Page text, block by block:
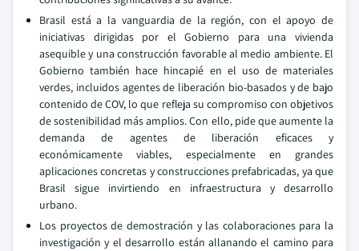
Brasil está a la vanguardia de la región, con el apoyo de
iniciativas dirigidas por el Gobierno para una vivienda
asequible y una construcción favorable al medio ambiente. El
Gobierno también hace hincapié en el uso de materiales
verdes, incluidos agentes de liberación bio-basados y de bajo
contenido de COV, lo que refleja su compromiso con objetivos
de sostenibilidad más amplios. Con ello, pide que aumente la
demanda de agentes de liberación eficaces y
económicamente viables, especialmente en grandes
aplicaciones concretas y construcciones prefabricadas, ya que
Brasil sigue invirtiendo en infraestructura y desarrollo
urbano.
Los proyectos de demostración y las colaboraciones para la
investigación y el desarrollo están allanando el camino para